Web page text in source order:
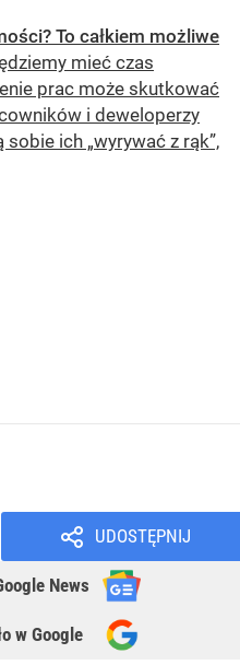
To całkiem możliwe
mieć czas
prac może skutkować
i deweloperzy
ich „wyrywać z rąk”,
UDOSTĘPNIJ
News
w Google